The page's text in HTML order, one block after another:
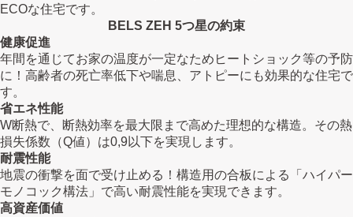
ECOな住宅です。
BELS ZEH 5つ星の約束
健康促進
年間を通じてお家の温度が一定なためヒートショック等の予防
に！高齢者の死亡率低下や喘息、アトピーにも効果的な住宅で
す。
省エネ性能
W断熱で、断熱効率を最大限まで高めた理想的な構造。その熱
損失係数（Q値）は0,9以下を実現します。
耐震性能
地震の衝撃を面で受け止める！構造用の合板による「ハイパー
モノコック構法」で高い耐震性能を実現できます。
高資産価値